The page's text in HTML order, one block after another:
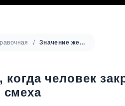
Значение жеста, когда человек закрывает рот рукой во время смеха
когда человек
смеха